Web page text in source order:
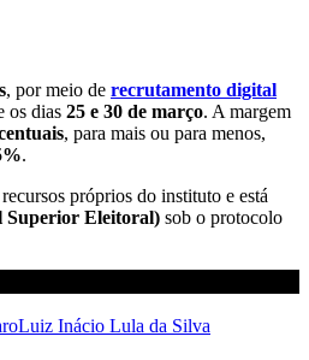
, por meio de recrutamento digital
os dias 25 e 30 de março. A margem
, para mais ou para menos,
.
próprios do instituto e está
Superior Eleitoral) sob o protocolo
Luiz Inácio Lula da Silva